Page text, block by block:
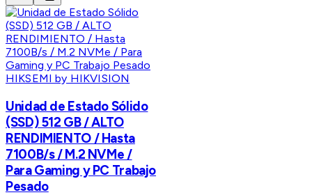
HIKSEMI by HIKVISION
Unidad de Estado Sólido
(SSD) 512 GB / ALTO
RENDIMIENTO / Hasta
7100B/s / M.2 NVMe /
Para Gaming y PC Trabajo
Pesado